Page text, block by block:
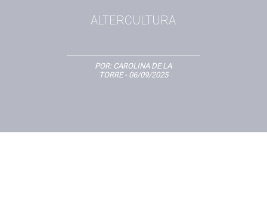
ALTERCULTURA
POR: CAROLINA DE LA
TORRE- 06/09/2025